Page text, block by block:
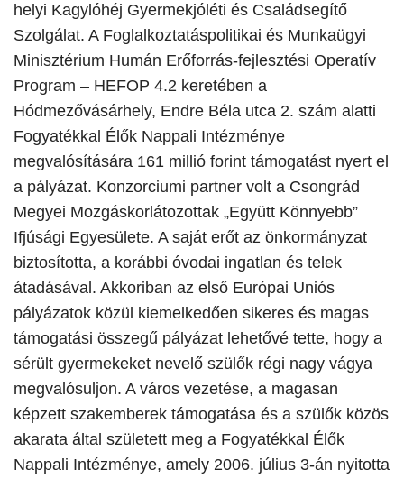
helyi Kagylóhéj Gyermekjóléti és Családsegítő
Szolgálat. A Foglalkoztatáspolitikai és Munkaügyi
Minisztérium Humán Erőforrás-fejlesztési Operatív
Program – HEFOP 4.2 keretében a
Hódmezővásárhely, Endre Béla utca 2. szám alatti
Fogyatékkal Élők Nappali Intézménye
megvalósítására 161 millió forint támogatást nyert el
a pályázat. Konzorciumi partner volt a Csongrád
Megyei Mozgáskorlátozottak „Együtt Könnyebb”
Ifjúsági Egyesülete. A saját erőt az önkormányzat
biztosította, a korábbi óvodai ingatlan és telek
átadásával. Akkoriban az első Európai Uniós
pályázatok közül kiemelkedően sikeres és magas
támogatási összegű pályázat lehetővé tette, hogy a
sérült gyermekeket nevelő szülők régi nagy vágya
megvalósuljon. A város vezetése, a magasan
képzett szakemberek támogatása és a szülők közös
akarata által született meg a Fogyatékkal Élők
Nappali Intézménye, amely 2006. július 3-án nyitotta